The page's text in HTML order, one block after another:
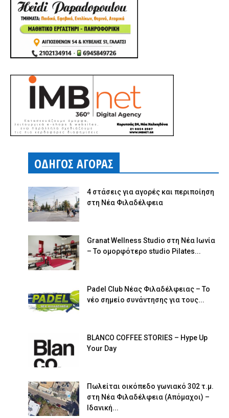
ΟΔΗΓΟΣ ΑΓΟΡΑΣ
4 στάσεις για αγορές και περιποίηση
στη Νέα Φιλαδέλφεια
Granat Wellness Studio στη Νέα Ιωνία
– Το ομορφότερο studio Pilates...
Padel Club Νέας Φιλαδέλφειας – Το
νέο σημείο συνάντησης για τους...
BLANCO COFFEE STORIES – Hype Up
Your Day
Πωλείται οικόπεδο γωνιακό 302 τ.μ.
στη Νέα Φιλαδέλφεια (Απόμαχοι) –
Ιδανική...